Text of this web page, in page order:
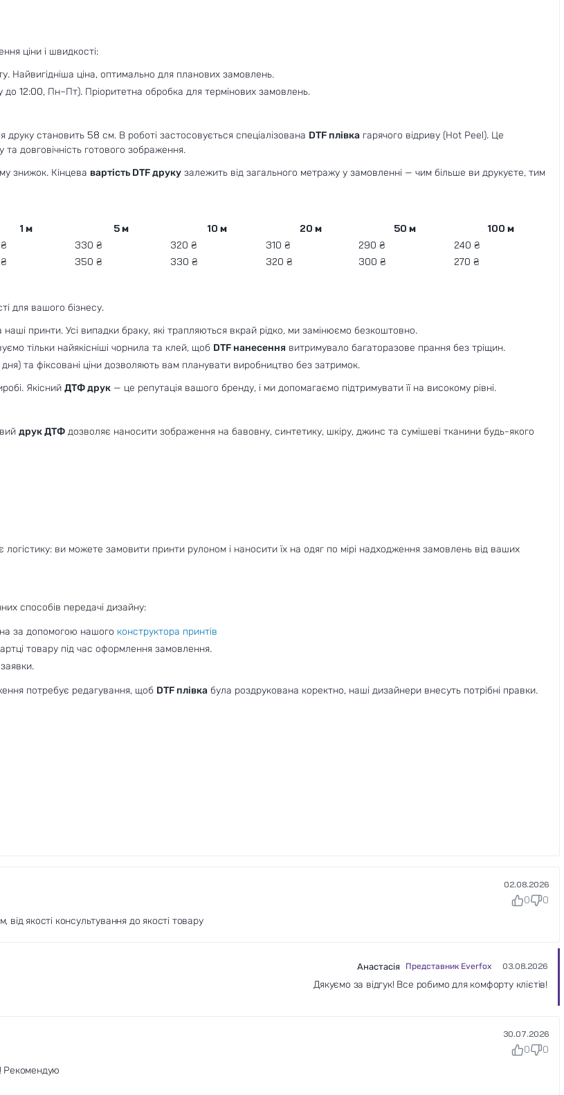
ціни і швидкості:
Найвигідніша ціна, оптимально для планових замовлень.
до 12:00, Пн–Пт). Пріоритетна обробка для термінових замовлень.
становить 58 см. В роботі застосовується спеціалізована DTF плівка гарячого відриву (Hot Peel). Це
та довговічність готового зображення.
знижок. Кінцева вартість DTF друку залежить від загального метражу у замовленні — чим більше ви друкуєте, тим
1 м 5 м 10 м 20 м 50 м
100 м
330 ₴ 320 ₴ 310 ₴ 290 ₴
240 ₴
350 ₴ 330 ₴ 320 ₴ 300 ₴ 270 ₴
для вашого бізнесу.
принти. Усі випадки браку, які трапляються вкрай рідко, ми замінюємо безкоштовно.
тільки найякісніші чорнила та клей, щоб DTF нанесення витримувало багаторазове прання без тріщин.
та фіксовані ціни дозволяють вам планувати виробництво без затримок.
Якісний ДТФ друк — це репутація вашого бренду, і ми допомагаємо підтримувати її на високому рівні.
друк ДТФ дозволяє наносити зображення на бавовну, синтетику, шкіру, джинс та сумішеві тканини будь-якого
ви можете замовити принти рулоном і наносити їх на одяг по мірі надходження замовлень від ваших
способів передачі дизайну:
за допомогою нашого конструктора принтів
товару під час оформлення замовлення.
потребує редагування, щоб DTF плівка була роздрукована коректно, наші дизайнери внесуть потрібні правки.
02.08.2026
0
0
від якості консультування до якості товару
Анастасія Представник Everfox 03.08.2026
Дякуємо за відгук! Все робимо для комфорту клієтів!
30.07.2026
0
0
Рекомендую